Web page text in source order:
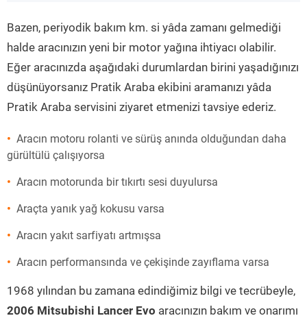
Bazen, periyodik bakım km. si yâda zamanı gelmediği
halde aracınızın yeni bir motor yağına ihtiyacı olabilir.
Eğer aracınızda aşağıdaki durumlardan birini yaşadığınızı
düşünüyorsanız Pratik Araba ekibini aramanızı yâda
Pratik Araba servisini ziyaret etmenizi tavsiye ederiz.
Aracın motoru rolanti ve sürüş anında olduğundan daha
gürültülü çalışıyorsa
Aracın motorunda bir tıkırtı sesi duyulursa
Araçta yanık yağ kokusu varsa
Aracın yakıt sarfiyatı artmışsa
Aracın performansında ve çekişinde zayıflama varsa
1968 yılından bu zamana edindiğimiz bilgi ve tecrübeyle,
2006 Mitsubishi Lancer Evo aracınızın bakım ve onarımı